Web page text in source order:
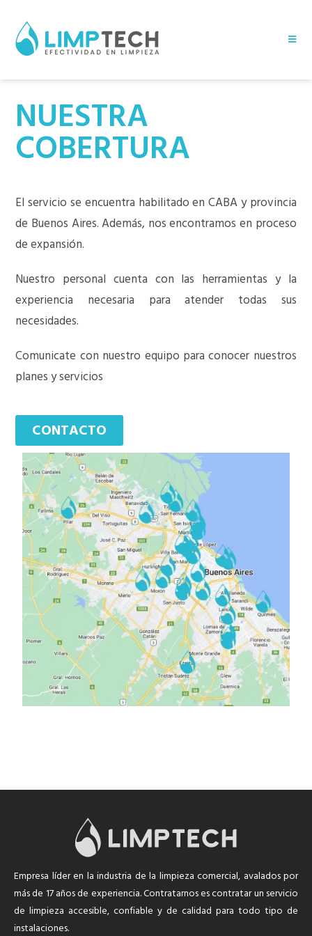
NUESTRA
COBERTURA
El servicio se encuentra habilitado en CABA y provincia
de Buenos Aires. Además, nos encontramos en proceso
de expansión.
Nuestro personal cuenta con las herramientas y la
experiencia necesaria para atender todas sus
necesidades.
Comunicate con nuestro equipo para conocer nuestros
planes y servicios
CONTACTO
Empresa líder en la industria de la limpieza comercial, avalados por
más de 17 años de experiencia. Contratarnos es contratar un servicio
de limpieza accesible, confiable y de calidad para todo tipo de
instalaciones.